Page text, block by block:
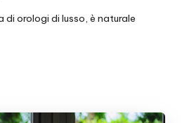
di orologi di lusso, è naturale